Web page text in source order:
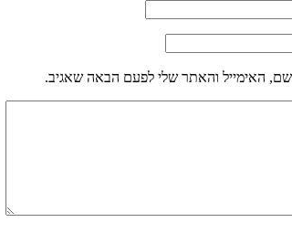
האימייל והאתר שלי לפעם הבאה שאגיב.